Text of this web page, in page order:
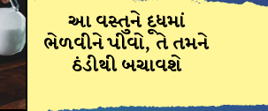
આ વસ્તુને દૂધમાં
ભેળવીને પીવો, તે તમને
ઠંડીથી બચાવશે